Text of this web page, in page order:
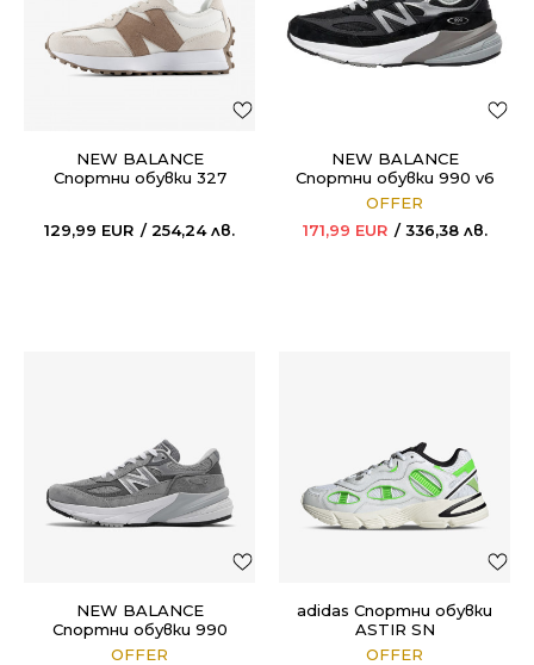
NEW BALANCE
Спортни обувки 327
129,99 EUR 254,24 лв.
NEW BALANCE
Спортни обувки 990 v6
OFFER
171,99 EUR 336,38 лв.
NEW BALANCE
Спортни обувки 990
OFFER
adidas Спортни обувки
ASTIR SN
OFFER